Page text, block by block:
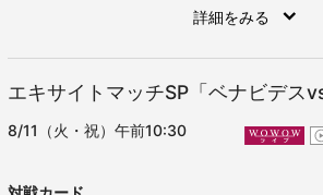
詳細をみる
エキサイトマッチSP「ベナビデス
8/11（火・祝）午前10:30